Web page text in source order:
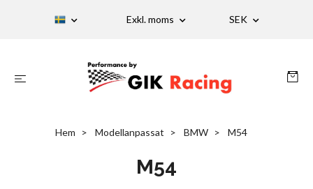
Exkl. moms SEK
Hem Modellanpassat BMW M54
M54